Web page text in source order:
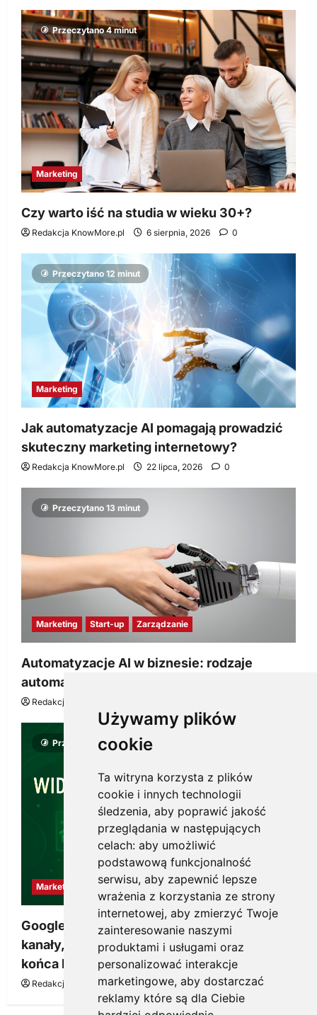
Używamy plików
cookie
Ta witryna korzysta z plików
cookie i innych technologii
śledzenia, aby poprawić jakość
przeglądania w następujących
celach: aby umożliwić
podstawową funkcjonalność
serwisu, aby zapewnić lepsze
wrażenia z korzystania ze strony
internetowej, aby zmierzyć Twoje
zainteresowanie naszymi
produktami i usługami oraz
personalizować interakcje
marketingowe, aby dostarczać
reklamy które są dla Ciebie
Przeczytano 4 minut
Marketing
Czy warto iść na studia w wieku 30+?
Redakcja KnowMore.pl 6 sierpnia, 2026 0
Przeczytano 12 minut
Marketing
Jak automatyzacje AI pomagają prowadzić
skuteczny marketing internetowy?
Redakcja KnowMore.pl 22 lipca, 2026 0
Przeczytano 13 minut
Marketing Start-up Zarządzanie
Automatyzacje AI w biznesie: rodzaje
automatyzacji i korzyści dla Twojej firmy
Redakcja KnowMore.pl
Przeczytano 8 minut
Marketing
Google Ads, SEO i analityka – jak połączyć
kanały, żeby reklama pracowała dłużej niż do
końca budżetu
Redakcja KnowMore.pl 20 marca, 2026 0